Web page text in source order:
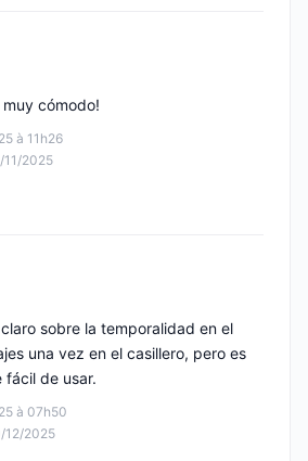
à 11h26
11/2025
cómodo!
à 07h50
12/2025
sobre la temporalidad en el
una vez en el casillero, pero es
fácil de usar.